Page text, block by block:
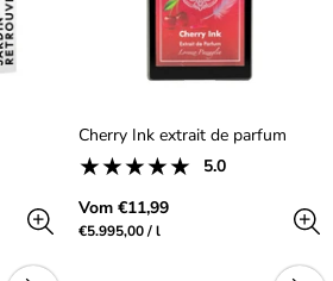
Cherry Ink extrait de parfum
Produktrezensionen:
5.0
aus
5.0
5.01
Regulärer
Preis
Vom €11,99
Preis
€5.995,00/pro
l